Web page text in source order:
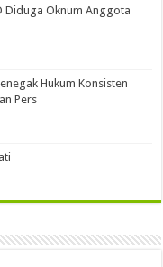
Diduga Oknum Anggota
Hukum Konsisten
Pers